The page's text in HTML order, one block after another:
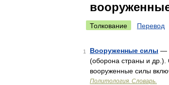
Толкование Перевод
1 Вооруженные силы —
(оборона страны и др.).
вооруженные силы
Политология. Словарь.